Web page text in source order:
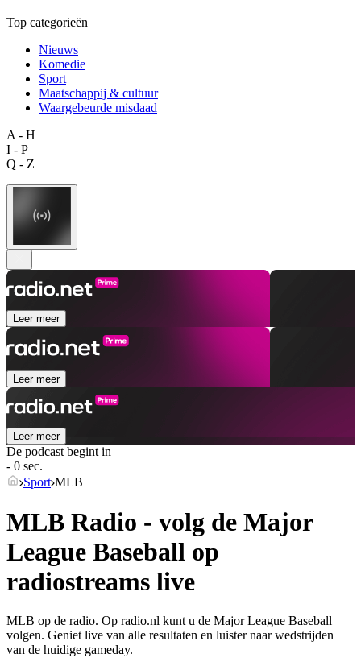
Top categorieën
Nieuws
Komedie
Sport
Maatschappij & cultuur
Waargebeurde misdaad
A - H
I - P
Q - Z
Leer meer
Leer meer
Leer meer
De podcast begint in
- 0 sec.
Sport MLB
MLB Radio - volg de Major
League Baseball op
radiostreams live
MLB op de radio. Op radio.nl kunt u de Major League Baseball
volgen. Geniet live van alle resultaten en luister naar wedstrijden
van de huidige gameday.